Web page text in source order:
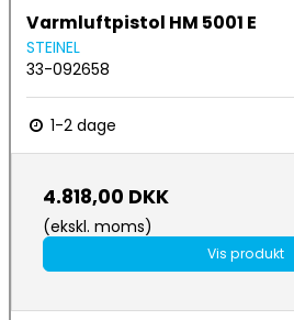
Varmluftpistol HM 5001 E
STEINEL
33-092658
1-2 dage
4.818,00 DKK
(ekskl. moms)
Vis produkt